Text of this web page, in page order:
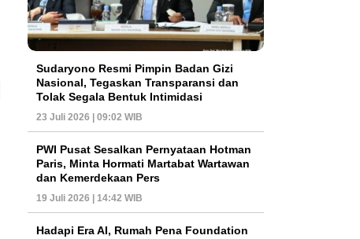
Sudaryono Resmi Pimpin Badan Gizi
Nasional, Tegaskan Transparansi dan
Tolak Segala Bentuk Intimidasi
23 Juli 2026 | 09:02 WIB
PWI Pusat Sesalkan Pernyataan Hotman
Paris, Minta Hormati Martabat Wartawan
dan Kemerdekaan Pers
19 Juli 2026 | 14:42 WIB
Hadapi Era AI, Rumah Pena Foundation